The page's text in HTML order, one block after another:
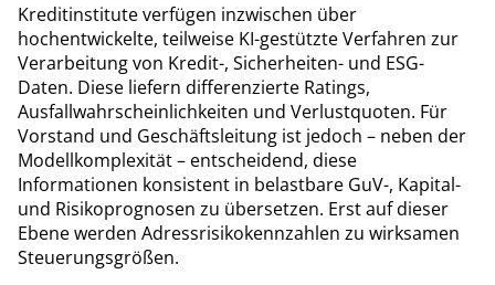
Kreditinstitute verfügen inzwischen über
hochentwickelte, teilweise KI-gestützte Verfahren zur
Verarbeitung von Kredit-, Sicherheiten- und ESG-
Daten. Diese liefern differenzierte Ratings,
Ausfallwahrscheinlichkeiten und Verlustquoten. Für
Vorstand und Geschäftsleitung ist jedoch – neben der
Modellkomplexität – entscheidend, diese
Informationen konsistent in belastbare GuV-, Kapital-
und Risikoprognosen zu übersetzen. Erst auf dieser
Ebene werden Adressrisikokennzahlen zu wirksamen
Steuerungsgrößen.